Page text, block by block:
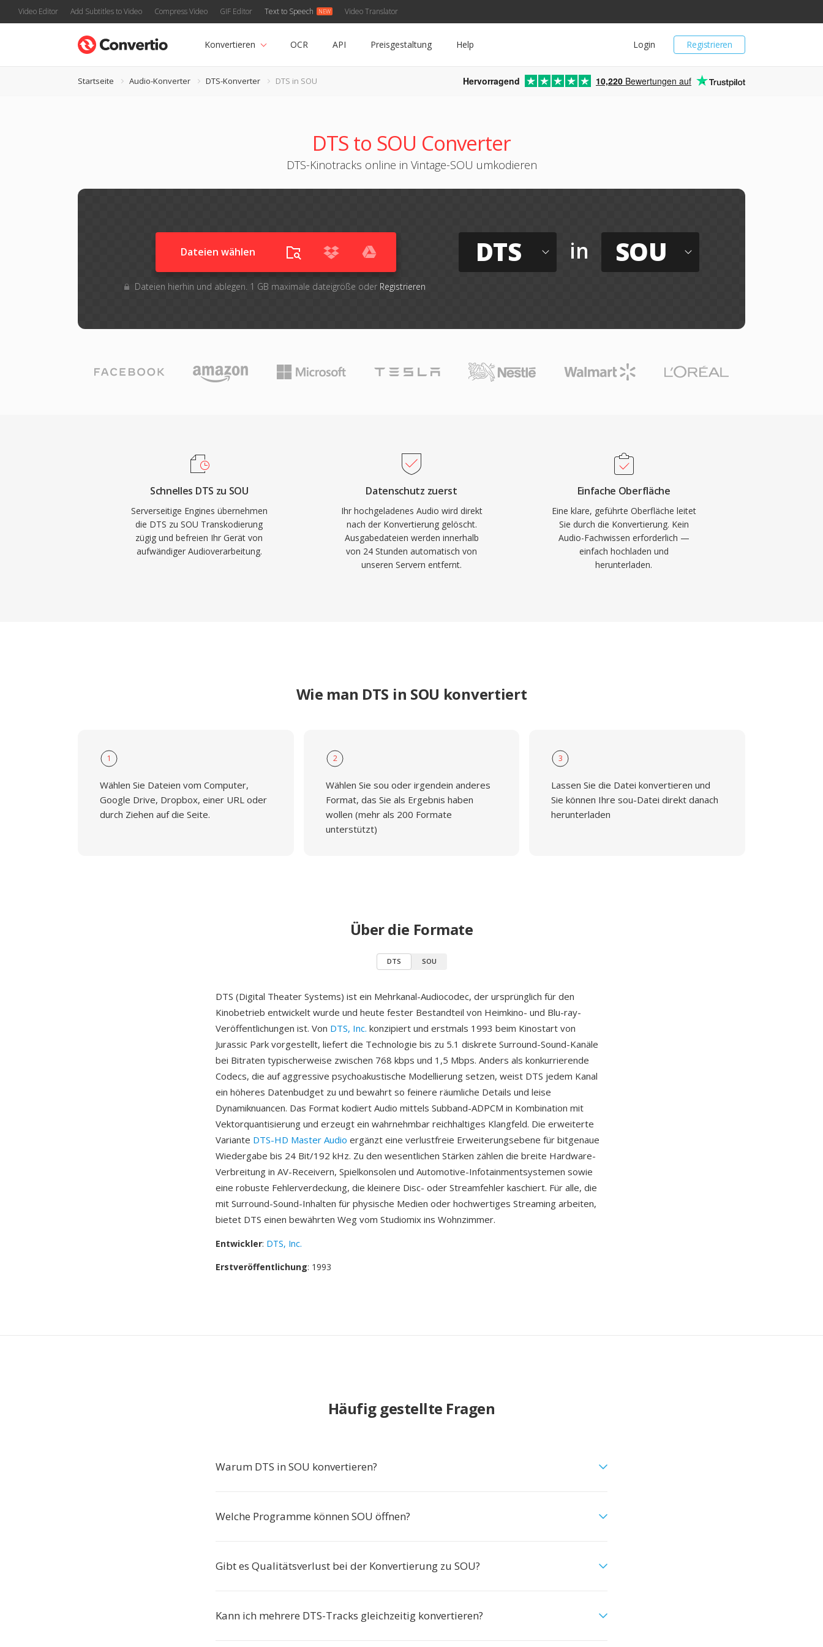
Video Editor Add Subtitles to Video Compress Video GIF Editor Text to Speech Video Translator
Registrieren
Login
Konvertieren OCR API Preisgestaltung Help
Startseite Audio-Konverter DTS-Konverter DTS in SOU Hervorragend 10,220 Bewertungen auf
DTS to SOU Converter
DTS-Kinotracks online in Vintage-SOU umkodieren
Dateien wählen
Dateien hierhin und ablegen. 1 GB maximale dateigröße oder Registrieren
DTS in SOU
Schnelles DTS zu SOU
Serverseitige Engines übernehmen
die DTS zu SOU Transkodierung
zügig und befreien Ihr Gerät von
aufwändiger Audioverarbeitung.
Datenschutz zuerst
Ihr hochgeladenes Audio wird direkt
nach der Konvertierung gelöscht.
Ausgabedateien werden innerhalb
von 24 Stunden automatisch von
unseren Servern entfernt.
Einfache Oberfläche
Eine klare, geführte Oberfläche leitet
Sie durch die Konvertierung. Kein
Audio-Fachwissen erforderlich —
einfach hochladen und
herunterladen.
Wie man DTS in SOU konvertiert
1
Wählen Sie Dateien vom Computer,
Google Drive, Dropbox, einer URL oder
durch Ziehen auf die Seite.
2
Wählen Sie sou oder irgendein anderes
Format, das Sie als Ergebnis haben
wollen (mehr als 200 Formate
unterstützt)
3
Lassen Sie die Datei konvertieren und
Sie können Ihre sou-Datei direkt danach
herunterladen
Über die Formate
DTS SOU
DTS (Digital Theater Systems) ist ein Mehrkanal-Audiocodec, der ursprünglich für den
Kinobetrieb entwickelt wurde und heute fester Bestandteil von Heimkino- und Blu-ray-
Veröffentlichungen ist. Von DTS, Inc. konzipiert und erstmals 1993 beim Kinostart von
Jurassic Park vorgestellt, liefert die Technologie bis zu 5.1 diskrete Surround-Sound-Kanäle
bei Bitraten typischerweise zwischen 768 kbps und 1,5 Mbps. Anders als konkurrierende
Codecs, die auf aggressive psychoakustische Modellierung setzen, weist DTS jedem Kanal
ein höheres Datenbudget zu und bewahrt so feinere räumliche Details und leise
Dynamiknuancen. Das Format kodiert Audio mittels Subband-ADPCM in Kombination mit
Vektorquantisierung und erzeugt ein wahrnehmbar reichhaltiges Klangfeld. Die erweiterte
Variante DTS-HD Master Audio ergänzt eine verlustfreie Erweiterungsebene für bitgenaue
Wiedergabe bis 24 Bit/192 kHz. Zu den wesentlichen Stärken zählen die breite Hardware-
Verbreitung in AV-Receivern, Spielkonsolen und Automotive-Infotainmentsystemen sowie
eine robuste Fehlerverdeckung, die kleinere Disc- oder Streamfehler kaschiert. Für alle, die
mit Surround-Sound-Inhalten für physische Medien oder hochwertiges Streaming arbeiten,
bietet DTS einen bewährten Weg vom Studiomix ins Wohnzimmer.
Entwickler: DTS, Inc.
Erstveröffentlichung: 1993
Häufig gestellte Fragen
Warum DTS in SOU konvertieren?
Welche Programme können SOU öffnen?
Gibt es Qualitätsverlust bei der Konvertierung zu SOU?
Kann ich mehrere DTS-Tracks gleichzeitig konvertieren?